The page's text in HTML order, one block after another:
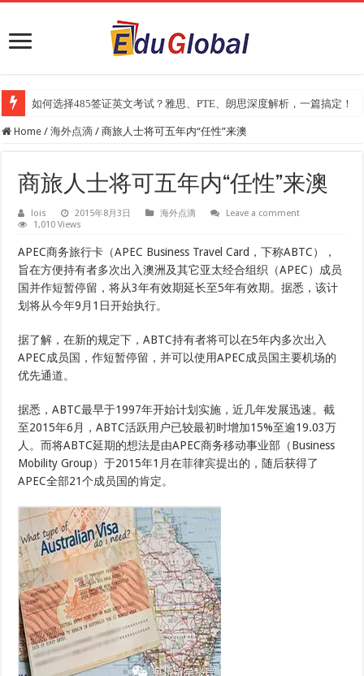
如何选择485签证英文考试？雅思、PTE、朗思深度解析，一篇搞定！
Home / 海外点滴 / 商旅人士将可五年内“任性”来澳
商旅人士将可五年内“任性”来澳
lois 2015年8月3日 海外点滴
Leave a comment
1,010 Views
APEC商务旅行卡（APEC Business Travel Card，下称ABTC），
旨在方便持有者多次出入澳洲及其它亚太经合组织（APEC）成员
国并作短暂停留，将从3年有效期延长至5年有效期。据悉，该计
划将从今年9月1日开始执行。
据了解，在新的规定下，ABTC持有者将可以在5年内多次出入
APEC成员国，作短暂停留，并可以使用APEC成员国主要机场的
优先通道。
据悉，ABTC最早于1997年开始计划实施，近几年发展迅速。截
至2015年6月，ABTC活跃用户已较最初时增加15%至逾19.03万
人。而将ABTC延期的想法是由APEC商务移动事业部（Business
Mobility Group）于2015年1月在菲律宾提出的，随后获得了
APEC全部21个成员国的肯定。